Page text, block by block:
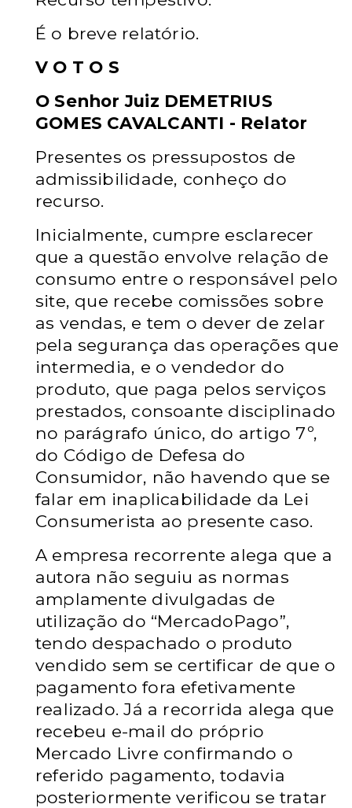
É o breve relatório.
V O T O S
O Senhor Juiz DEMETRIUS
GOMES CAVALCANTI - Relator
Presentes os pressupostos de
admissibilidade, conheço do
recurso.
Inicialmente, cumpre esclarecer
que a questão envolve relação de
consumo entre o responsável pelo
site, que recebe comissões sobre
as vendas, e tem o dever de zelar
pela segurança das operações que
intermedia, e o vendedor do
produto, que paga pelos serviços
prestados, consoante disciplinado
no parágrafo único, do artigo 7º,
do Código de Defesa do
Consumidor, não havendo que se
falar em inaplicabilidade da Lei
Consumerista ao presente caso.
A empresa recorrente alega que a
autora não seguiu as normas
amplamente divulgadas de
utilização do “MercadoPago”,
tendo despachado o produto
vendido sem se certificar de que o
pagamento fora efetivamente
realizado. Já a recorrida alega que
recebeu e-mail do próprio
Mercado Livre confirmando o
referido pagamento, todavia
posteriormente verificou se tratar